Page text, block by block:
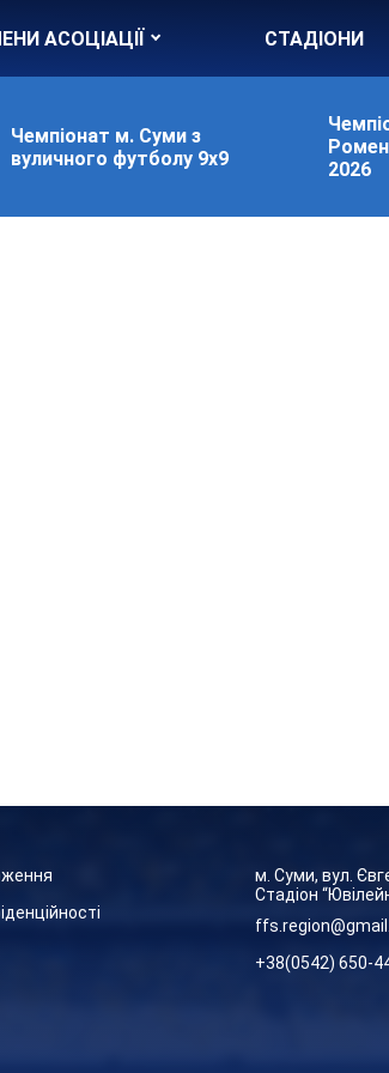
АСОЦІАЦІЇ СТАДІОНИ
Чемпіонат м. Суми з
вуличного футболу 9х9
2026
м. Суми, вул.
Стадіон
+38(0542) 650-